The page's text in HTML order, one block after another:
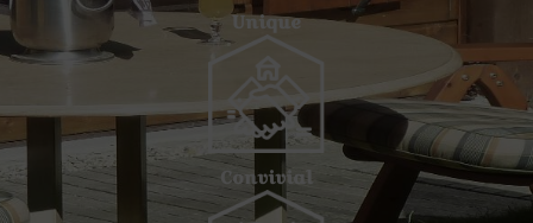
Unique
Convivial